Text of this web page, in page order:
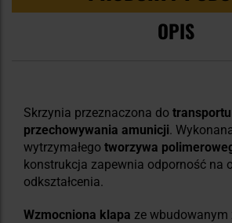
OPIS
Skrzynia przeznaczona do
przechowywania amunicji.
wytrzymałego tworzywa
konstrukcja zapewnia odporność na
odkształcenia.
Wzmocniona klapa ze